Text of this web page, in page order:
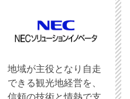
地域が主役となり自走
できる観光地経営を、